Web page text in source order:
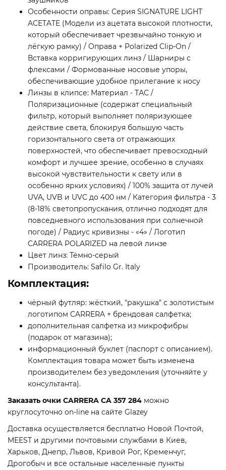
Особенности оправы: Серия SIGNATURE LIGHT
ACETATE (Модели из ацетата высокой плотности,
который обеспечивает чрезвычайно тонкую и
лёгкую рамку) / Оправа + Polarized Clip-On /
Вставка корригирующих линз / Шарниры с
флексами / Формованные носовые упоры,
обеспечивающие удобное прилегание к носу
Линзы в клипсе: Материал - ТАС /
Поляризационные (содержат специальный
фильтр, который выполняет поляризующее
действие света, блокируя большую часть
горизонтального света от отражающих
поверхностей, что обеспечивает превосходный
комфорт и лучшее зрение, особенно в случаях
высокой чувствительности к свету или в
особенно ярких условиях) / 100% защита от лучей
UVA, UVB и UVC до 400 нм / Категория фильтра - 3
(8-18% светопропускания, отлично подходят для
повседневного использования при солнечной
погоде) / Радиус кривизны - «4» / Логотип
CARRERA POLARIZED на левой линзе
Цвет линз: Тёмно-серый
Производитель: Safilo Gr. Italy
Комплектация:
чёрный футляр: жёсткий, "ракушка" с золотистым
логотипом CARRERA + брендовая салфетка;
дополнительная салфетка из микрофибры
(подарок от магазина);
информационный буклет (паспорт с описанием).
Комплектация товара может быть изменена
производителем без уведомления (уточняйте у
консультанта).
Заказать очки CARRERA CA 357 284 можно
круглосуточно on-line на сайте Glazey
Доставка осуществляется бесплатно Новой Почтой,
MEEST и другими почтовыми службами в Киев,
Харьков, Днепр, Львов, Кривой Рог, Кременчуг,
Дрогобыч и все остальные населенные пункты